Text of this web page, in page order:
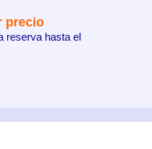
precio
reserva hasta el